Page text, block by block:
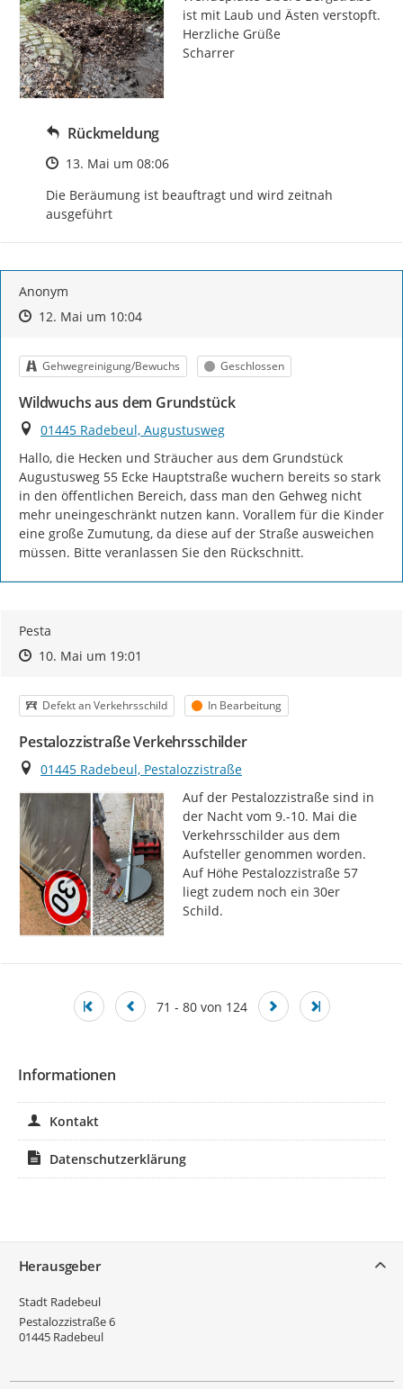
ist mit Laub und Ästen verstopft.
Herzliche Grüße
Scharrer
Rückmeldung
Zeitpunkt des Erstellens
13. Mai um 08:06
Die Beräumung ist beauftragt und wird zeitnah
ausgeführt
Anonym
Zeitpunkt des Erstellens
Zeitpunkt des Erstellens
12. Mai um 10:04Zur Äußerung
Kategorie
Gehwegreinigung/Bewuchs Status
Geschlossen
Wildwuchs aus dem Grundstück
Ort
01445 Radebeul, Augustusweg
Hallo, die Hecken und Sträucher aus dem Grundstück
Augustusweg 55 Ecke Hauptstraße wuchern bereits so stark
in den öffentlichen Bereich, dass man den Gehweg nicht
mehr uneingeschränkt nutzen kann. Vorallem für die Kinder
eine große Zumutung, da diese auf der Straße ausweichen
müssen. Bitte veranlassen Sie den Rückschnitt.
Pesta
Zeitpunkt des Erstellens
Zeitpunkt des Erstellens
10. Mai um 19:01
Kategorie
Defekt an Verkehrsschild Status
In Bearbeitung
Pestalozzistraße Verkehrsschilder
Ort
01445 Radebeul, Pestalozzistraße
Auf der Pestalozzistraße sind in
der Nacht vom 9.-10. Mai die
Verkehrsschilder aus dem
Aufsteller genommen worden.
Auf Höhe Pestalozzistraße 57
liegt zudem noch ein 30er
Schild.
71 - 80 von 124
Informationen
Kontakt
Datenschutzerklärung
Herausgeber
Stadt Radebeul
Pestalozzistraße 6
01445 Radebeul